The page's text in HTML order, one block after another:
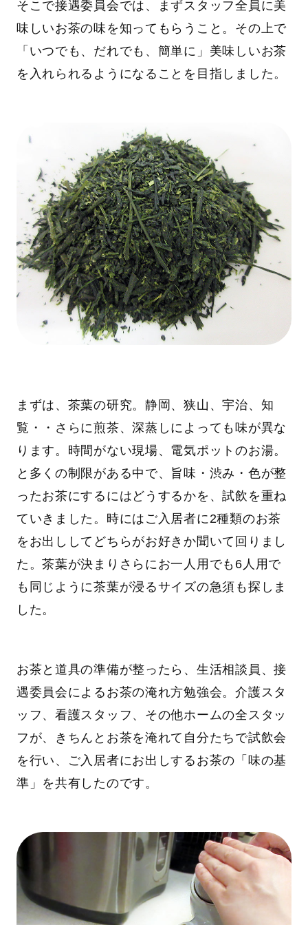
そこで接遇委員会では、まずスタッフ全員に美
味しいお茶の味を知ってもらうこと。その上で
「いつでも、だれでも、簡単に」美味しいお茶
を入れられるようになることを目指しました。
まずは、茶葉の研究。静岡、狭山、宇治、知
覧・・さらに煎茶、深蒸しによっても味が異な
ります。時間がない現場、電気ポットのお湯。
と多くの制限がある中で、旨味・渋み・色が整
ったお茶にするにはどうするかを、試飲を重ね
ていきました。時にはご入居者に2種類のお茶
をお出ししてどちらがお好きか聞いて回りまし
た。茶葉が決まりさらにお一人用でも6人用で
も同じように茶葉が浸るサイズの急須も探しま
した。
お茶と道具の準備が整ったら、生活相談員、接
遇委員会によるお茶の淹れ方勉強会。介護スタ
ッフ、看護スタッフ、その他ホームの全スタッ
フが、きちんとお茶を淹れて自分たちで試飲会
を行い、ご入居者にお出しするお茶の「味の基
準」を共有したのです。